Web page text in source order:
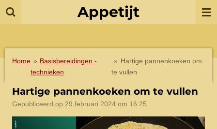
Ga
Appetijt
Home » Basisbereidingen -
technieken
» Hartige pannenkoeken om
te vullen
Hartige pannenkoeken om te vullen
Gepubliceerd op 29 februari 2024 om 16:25